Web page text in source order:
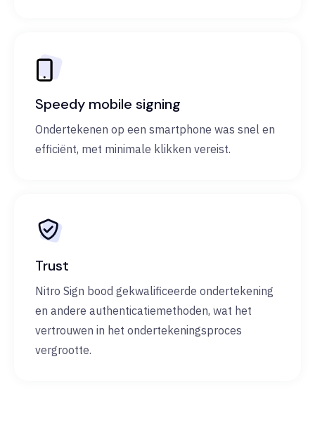
Speedy mobile signing
Ondertekenen op een smartphone was snel en
efficiënt, met minimale klikken vereist.
Trust
Nitro Sign bood gekwalificeerde ondertekening
en andere authenticatiemethoden, wat het
vertrouwen in het ondertekeningsproces
vergrootte.